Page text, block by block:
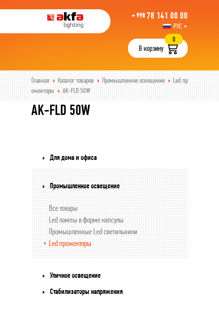
+ 998 78 141 00 00
РУС
UZB
В корзину
0
Главная Каталог товаров Промышленное освещение
Led пр
ожекторы
AK-FLD 50W
AK-FLD 50W
Для дома и офиса
Промышленное освещение
Все товары
Led лампы в форме капсулы
Промышленные Led светильники
Led прожекторы
Уличное освещение
Стабилизаторы напряжения